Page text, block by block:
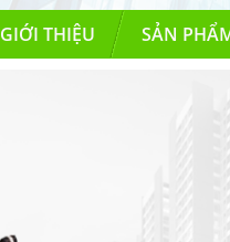
GIỚI THIỆU SẢN